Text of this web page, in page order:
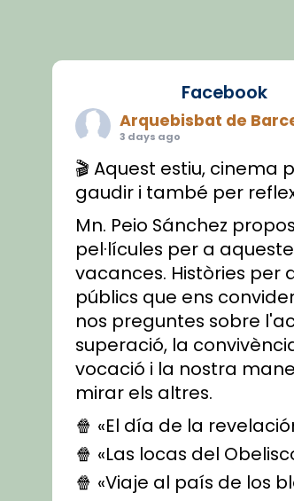
Facebook
Arquebisbat de
3 days ago
🎬 Aquest estiu, cinema
gaudir i també per
Mn. Peio Sánchez
pel·lícules per a
vacances. Històries per
públics que ens
nos preguntes sobre
superació, la
vocació i la nostra
mirar els altres.
🍿 «El día de la
🍿 «Las locas del
🍿 «Viaje al país de los